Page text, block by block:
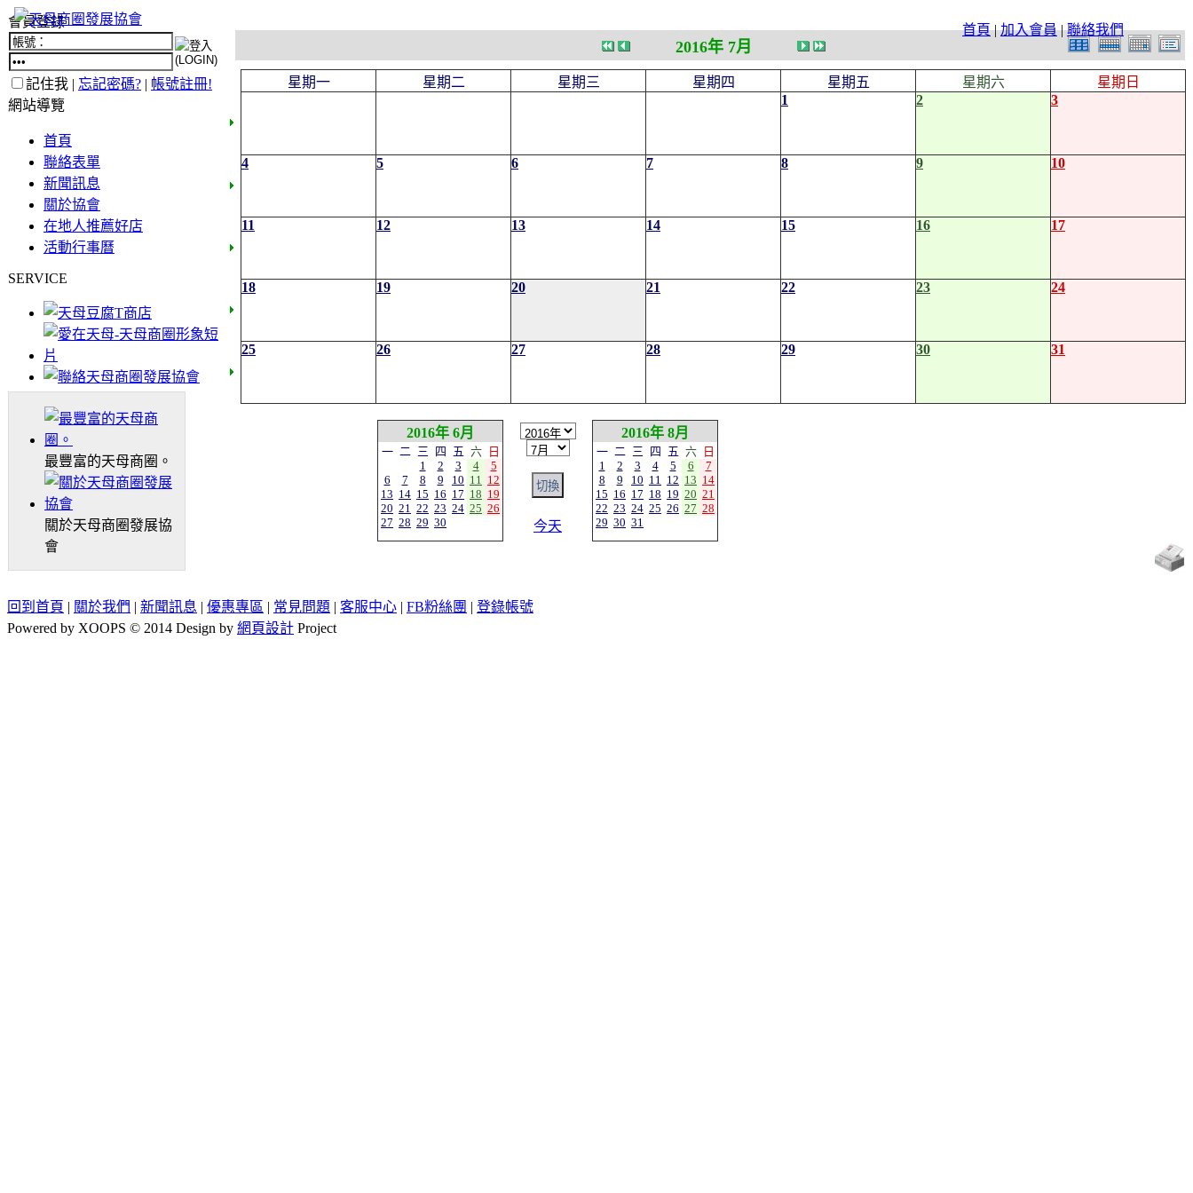
首頁|加入會員|聯絡我們
會員登錄
記住我 | 忘記密碼? | 帳號註冊!
網站導覽
首頁
聯絡表單
新聞訊息
關於協會
在地人推薦好店
活動行事曆
SERVICE
最豐富的天母商圈。
關於天母商圈發展協
會
2016年 7月
星期一 星期二 星期三 星期四 星期五 星期六
星期日
1
2 3
4 5 6 7 8 9 10
11 12 13 14 15 16 17
18 19 20 21 22 23 24
25 26 27 28 29 30 31
2016年 6月
一 二 三 四 五 六
日
1
2 3 4
5
6
7 8 9 10 11 12
13 14 15 16 17 18 19
20 21 22 23 24 25 26
27 28 29 30 今天
2016年 8月
一 二 三 四 五 六
日
1
2 3 4 5 6
7
8
9 10 11 12 13 14
15 16 17 18 19 20 21
22 23 24 25 26 27 28
29 30 31
回到首頁 | 關於我們 | 新聞訊息 | 優惠專區 | 常見問題 | 客服中心 | FB粉絲團 | 登錄帳號
Powered by XOOPS © 2014 Design by 網頁設計 Project